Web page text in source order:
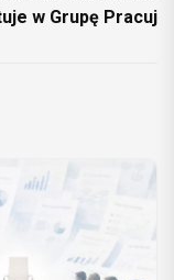
w Grupę Pracuj